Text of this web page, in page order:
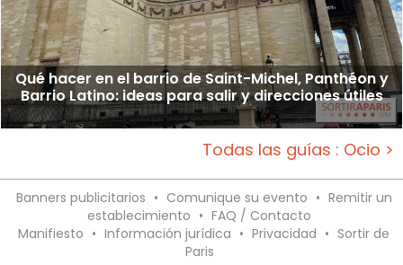
Qué hacer en el barrio de Saint-Michel, Panthéon y
Barrio Latino: ideas para salir y direcciones útiles
Todas las guías : Ocio >
Banners publicitarios • Comunique su evento • Remitir un
establecimiento • FAQ / Contacto
Manifiesto • Información jurídica • Privacidad • Sortir de
Paris